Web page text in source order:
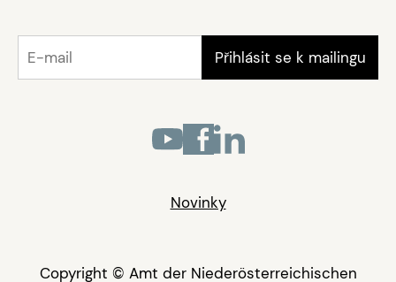
Novinky
Copyright © Amt der Niederösterreichischen